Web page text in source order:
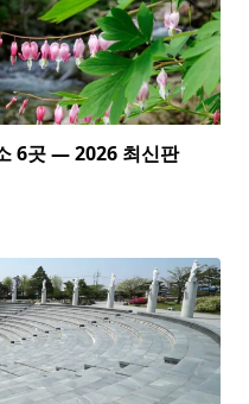
6곳 — 2026 최신판